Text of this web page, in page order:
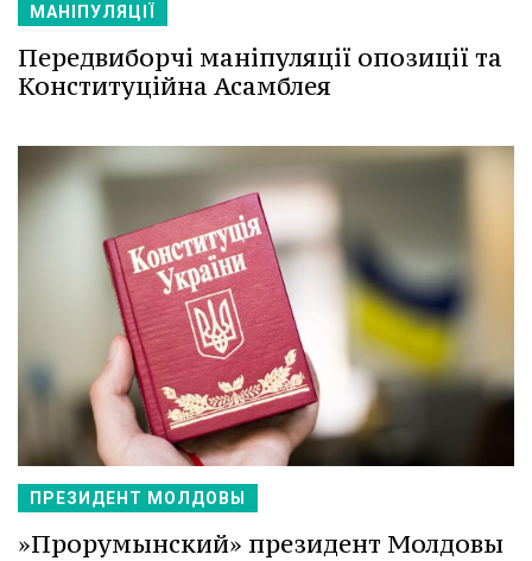
МАНІПУЛЯЦІЇ
Передвиборчі маніпуляції опозиції та
Конституційна Асамблея
ПРЕЗИДЕНТ МОЛДОВЫ
»Прорумынский» президент Молдовы